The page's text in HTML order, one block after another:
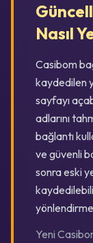
Nasıl
Casibom
kaydedilen
sayfayı
adlarını
bağlantı
ve güvenli
sonra eski
Yeni